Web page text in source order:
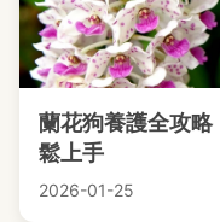
蘭花狗養護全攻
鬆上手
2026-01-25